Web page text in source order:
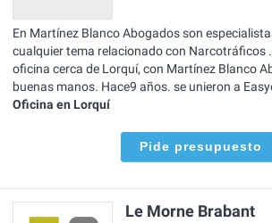
En Martínez Blanco Abogados son
cualquier tema relacionado con Narcotráficos
oficina cerca de Lorquí, con Martínez Blanco
buenas manos. Hace9 años. se unieron a
Oficina en Lorquí
Pide presupuesto
Le Morne Brabant